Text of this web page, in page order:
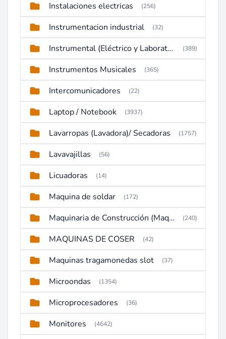
Instalaciones electricas (256)
Instrumentacion industrial (32)
Instrumental (Eléctrico y Laboratorio) (389)
Instrumentos Musicales (365)
Intercomunicadores (22)
Laptop / Notebook (3937)
Lavarropas (Lavadora)/ Secadoras (1757)
Lavavajillas (56)
Licuadoras (14)
Maquina de soldar (172)
Maquinaria de Construcción (Maquinaria Pesada) (240)
MAQUINAS DE COSER (42)
Maquinas tragamonedas slot (37)
Microondas (1354)
Microprocesadores (36)
Monitores (4642)